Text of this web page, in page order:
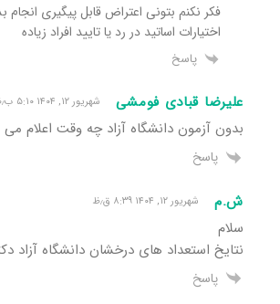
فکر نکنم بتونی اعتراض قابل پیگیری
اختیارات اساتید در رد یا تایید افراد زیاده
پاسخ
علیرضا قبادی فومشی شهریور ۱۲, ۱۴۰۴ ۵:۱۰ ب٫ظ
بدون آزمون دانشگاه آزاد چه وقت اعلام
پاسخ
ش.م شهریور ۱۲, ۱۴۰۴ ۸:۳۹ ق٫ظ
سلام
نتایخ استعداد های درخشان دانشگاه آزاد
پاسخ